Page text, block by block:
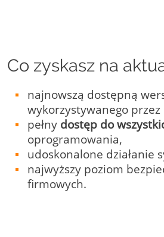
Co zyskasz na
najnowszą dostępną
wykorzystywanego przez
pełny dostęp do
oprogramowania,
udoskonalone działanie
najwyższy poziom
firmowych.